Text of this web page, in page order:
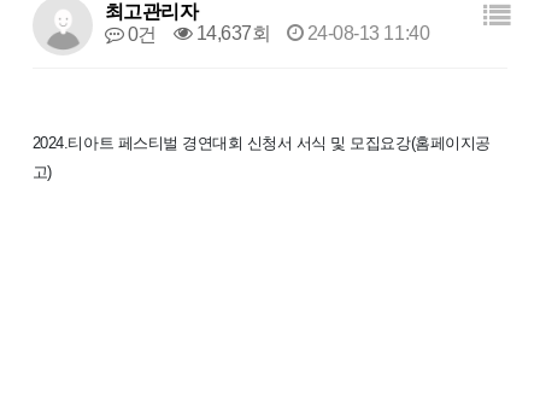
최고관리자
0건
14,637회 24-08-13 11:40
2024.티아트 페스티벌 경연대회 신청서 서식 및 모집요강(홈페이지공
고)